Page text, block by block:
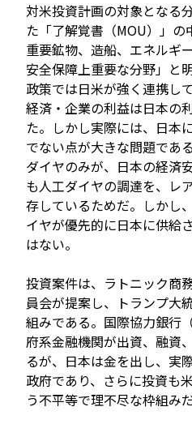
対米投資計画の対象となる
た「了解覚書（MOU）」の
重要鉱物、造船、エネルギー
安全保障上重要な分野」と
政策では日米が強く連携し
経済・企業の利益は日本の
た。しかし実際には、日本
でない点が大きな問題であ
ダイヤのみが、日本の経済
も人工ダイヤの調達を、レ
存しているためだ。しかし
イヤが優先的に日本に供給
はない。
投資案件は、ラトニック商
員会が提案し、トランプ大
組みである。国際協力銀行
府系金融機関が出資、融資
るが、日本は金を出し、実
政府であり、さらに投資も
う不平等で理不尽な枠組みだ